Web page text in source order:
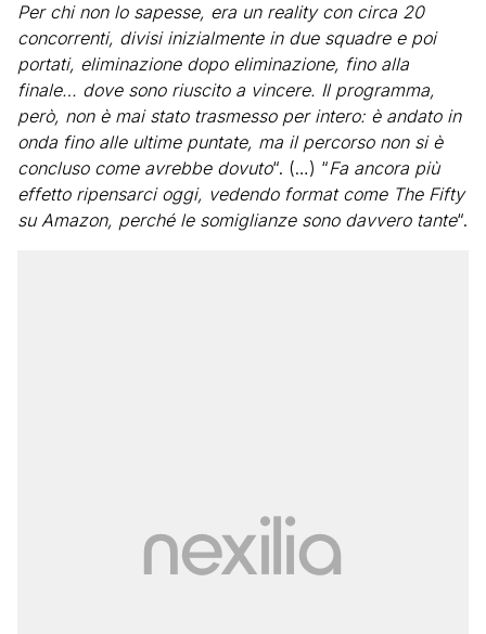
Per chi non lo sapesse, era un reality con circa 20
concorrenti, divisi inizialmente in due squadre e poi
portati, eliminazione dopo eliminazione, fino alla
finale… dove sono riuscito a vincere. Il programma,
però, non è mai stato trasmesso per intero: è andato in
onda fino alle ultime puntate, ma il percorso non si è
concluso come avrebbe dovuto“. (…) “Fa ancora più
effetto ripensarci oggi, vedendo format come The Fifty
su Amazon, perché le somiglianze sono davvero tante“.